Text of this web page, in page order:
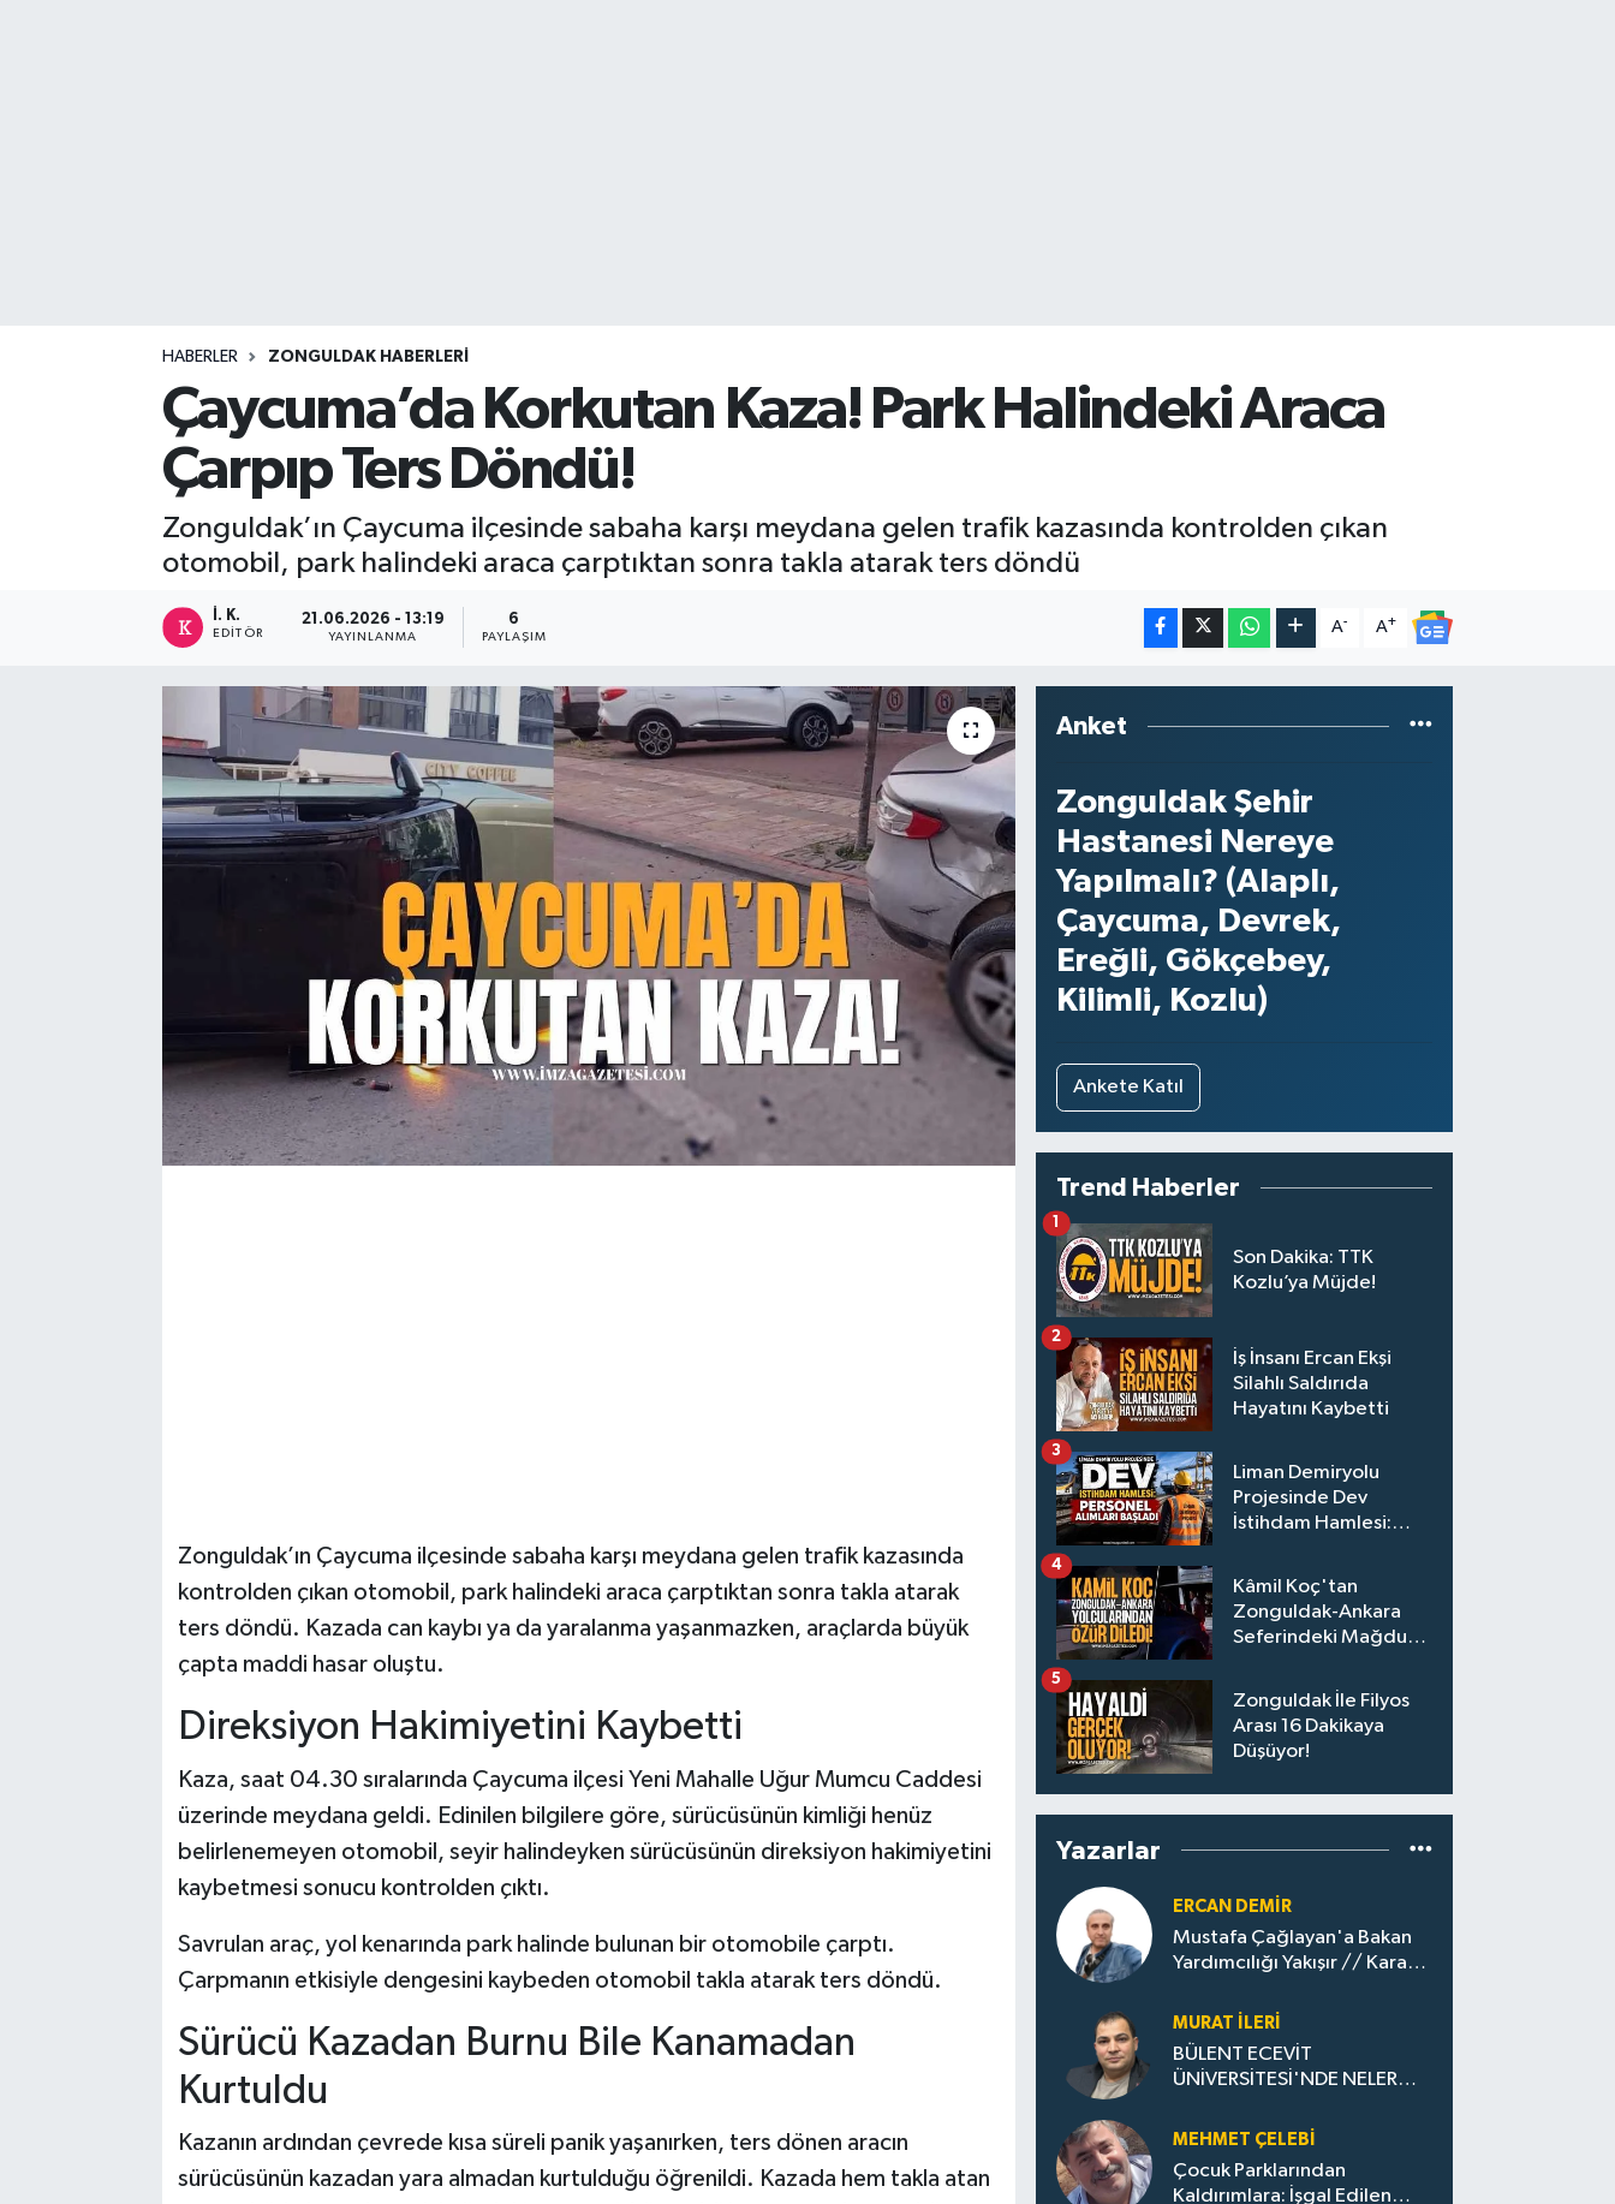
HABERLER ZONGULDAK HABERLERI
Çaycuma’da Korkutan Kaza! Park Halindeki Araca
Çarpıp Ters Döndü!
Zonguldak’ın Çaycuma ilçesinde sabaha karşı meydana gelen trafik kazasında kontrolden çıkan
otomobil, park halindeki araca çarptıktan sonra takla atarak ters döndü
İ. K.
EDITÖR
21.06.2026 - 13:19
YAYINLANMA
6
PAYLAŞIM
A- A+
Zonguldak’ın Çaycuma ilçesinde sabaha karşı meydana gelen trafik kazasında
kontrolden çıkan otomobil, park halindeki araca çarptıktan sonra takla atarak
ters döndü. Kazada can kaybı ya da yaralanma yaşanmazken, araçlarda büyük
çapta maddi hasar oluştu.
Direksiyon Hakimiyetini Kaybetti
Kaza, saat 04.30 sıralarında Çaycuma ilçesi Yeni Mahalle Uğur Mumcu Caddesi
üzerinde meydana geldi. Edinilen bilgilere göre, sürücüsünün kimliği henüz
belirlenemeyen otomobil, seyir halindeyken sürücüsünün direksiyon hakimiyetini
kaybetmesi sonucu kontrolden çıktı.
Savrulan araç, yol kenarında park halinde bulunan bir otomobile çarptı.
Çarpmanın etkisiyle dengesini kaybeden otomobil takla atarak ters döndü.
Sürücü Kazadan Burnu Bile Kanamadan
Kurtuldu
Kazanın ardından çevrede kısa süreli panik yaşanırken, ters dönen aracın
sürücüsünün kazadan yara almadan kurtulduğu öğrenildi. Kazada hem takla atan
Anket
Zonguldak Şehir
Hastanesi Nereye
Yapılmalı? (Alaplı,
Çaycuma, Devrek,
Ereğli, Gökçebey,
Kilimli, Kozlu)
Ankete Katıl
Trend Haberler
Son Dakika: TTK
Kozlu’ya Müjde!
1
İş İnsanı Ercan Ekşi
Silahlı Saldırıda
Hayatını Kaybetti
2
Liman Demiryolu
Projesinde Dev
İstihdam Hamlesi:
3
Kâmil Koç'tan
Zonguldak-Ankara
Seferindeki Mağdur
4
Zonguldak İle Filyos
Arası 16 Dakikaya
Düşüyor!
5
Yazarlar
ERCAN DEMIR
Mustafa Çağlayan'a Bakan
Yardımcılığı Yakışır // ​Kara
Zonguldak'ın Dönüşümü..
MURAT İLERI
BÜLENT ECEVİT
ÜNİVERSİTESİ'NDE NELER
MEHMET ÇELEBI
Çocuk Parklarından
Kaldırımlara: İşgal Edilen
KASTAMONU